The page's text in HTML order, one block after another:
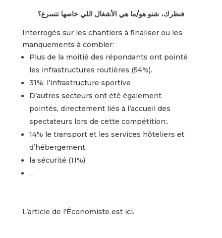
فنظرك، شنو هو/ما هي الأشغال اللي خاصها تتسرع؟
Interrogés sur les chantiers à finaliser ou les
manquements à combler:
Plus de la moitié des répondants ont pointé
les infrastructures routières (54%).
31%: l’infrastructure sportive
D’autres secteurs ont été également
pointés, directement liés à l’accueil des
spectateurs lors de cette compétition:.
14% le transport et les services hôteliers et
d’hébergement,
la sécurité (11%)
…
L’article de l’Économiste est ici.